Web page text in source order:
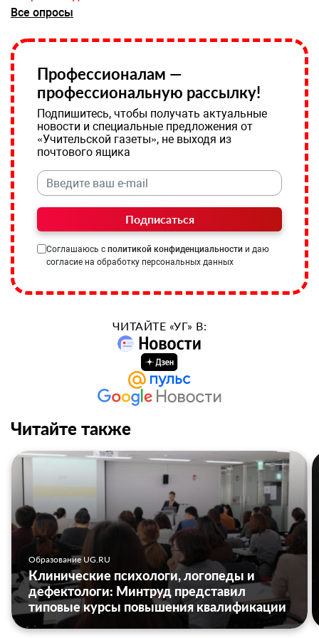
Все опросы
Профессионалам —
профессиональную рассылку!
Подпишитесь, чтобы получать актуальные
новости и специальные предложения от
«Учительской газеты», не выходя из
почтового ящика
Подписаться
Соглашаюсь с политикой конфиденциальности и даю
согласие на обработку персональных данных
ЧИТАЙТЕ «УГ» В:
Читайте также
Образование UG.RU
Клинические психологи, логопеды и
дефектологи: Минтруд представил
типовые курсы повышения квалификации